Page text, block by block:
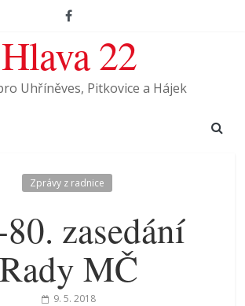
Hlava 22
Uhříněves, Pitkovice a Hájek
Zprávy z radnice
zasedání
Rady MČ
9. 5. 2018